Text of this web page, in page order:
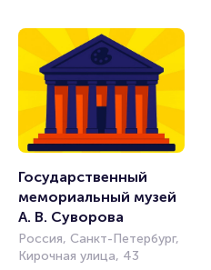
Государственный
мемориальный музей
А. В. Суворова
Россия, Санкт-Петербург,
Кирочная улица, 43